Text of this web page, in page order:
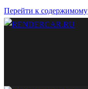
Перейти к содержимому